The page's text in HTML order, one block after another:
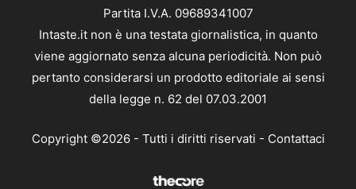
Partita I.V.A. 09689341007
Intaste.it non è una testata giornalistica, in quanto
viene aggiornato senza alcuna periodicità. Non può
pertanto considerarsi un prodotto editoriale ai sensi
della legge n. 62 del 07.03.2001
Copyright ©2026 - Tutti i diritti riservati - Contattaci